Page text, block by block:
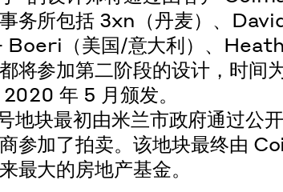
务所包括 3xn（丹麦）、
（美国/意大利）、
将参加第二阶段的设计，时
年 5 月颁发。
块最初由米兰市政府通过公
参加了拍卖。该地块最终由
最大的房地产基金。